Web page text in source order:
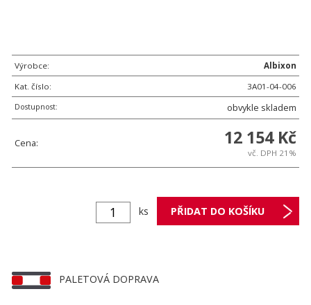
Výrobce:
Albixon
Kat. číslo:
3A01-04-006
Dostupnost:
obvykle skladem
Cena: 12 154 Kč
vč. DPH 21%
ks
PALETOVÁ DOPRAVA